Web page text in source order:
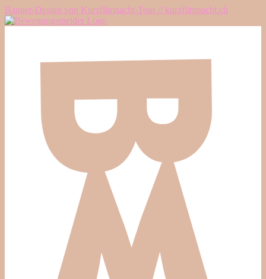
Banner-Design von Kurzfilmnacht-Tour // kurzfilmnacht.ch